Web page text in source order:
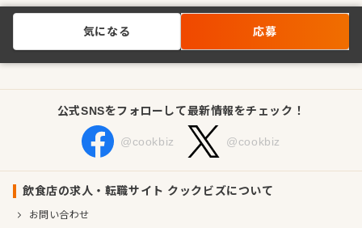
気になる 応募
公式SNSをフォローして最新情報をチェック！
@cookbiz @cookbiz
飲食店の求人・転職サイト クックビズについて
お問い合わせ